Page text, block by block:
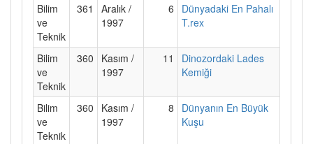
Bilim
ve
Teknik
361
Aralık /
1997
6
Dünyadaki En Pahalı
T.rex
Bilim
ve
Teknik
360
Kasım /
1997
11
Dinozordaki Lades
Kemiği
Bilim
ve
Teknik
360
Kasım /
1997
8
Dünyanın En Büyük
Kuşu